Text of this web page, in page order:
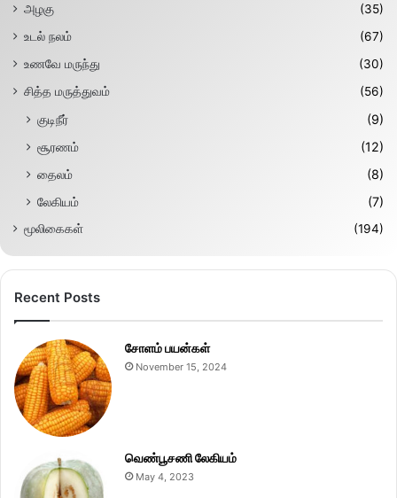
அழகு
(35)
உடல் நலம்
(67)
உணவே மருந்து
(30)
சித்த மருத்துவம்
(56)
குடிநீர்
(9)
சூரணம்
(12)
தைலம்
(8)
லேகியம்
(7)
மூலிகைகள் (194)
Recent Posts
சோளம் பயன்கள்
November 15, 2024
வெண்பூசணி லேகியம்
May 4, 2023